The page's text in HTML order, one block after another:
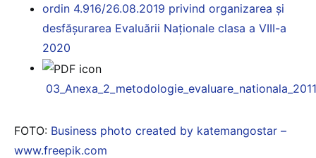
ordin 4.916/26.08.2019 privind organizarea și
desfășurarea Evaluării Naționale clasa a VIII-a
2020
FOTO: Business photo created by katemangostar –
www.freepik.com